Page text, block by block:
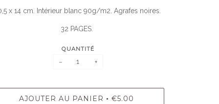
x 14 cm. Intérieur blanc 90g/m2. Agrafes noires.
32 PAGES.
QUANTITÉ
− +
AJOUTER AU PANIER • €5.00